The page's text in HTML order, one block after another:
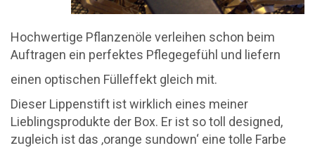
Hochwertige Pflanzenöle verleihen schon beim
Auftragen ein perfektes Pflegegefühl und liefern
einen optischen Fülleffekt gleich mit.
Dieser Lippenstift ist wirklich eines meiner
Lieblingsprodukte der Box. Er ist so toll designed,
zugleich ist das ‚orange sundown‘ eine tolle Farbe